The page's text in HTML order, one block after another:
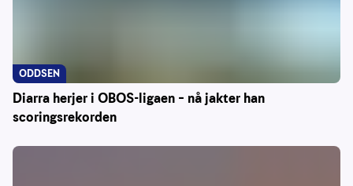
Diarra herjer i OBOS-ligaen – nå jakter han
scoringsrekorden
ODDSEN